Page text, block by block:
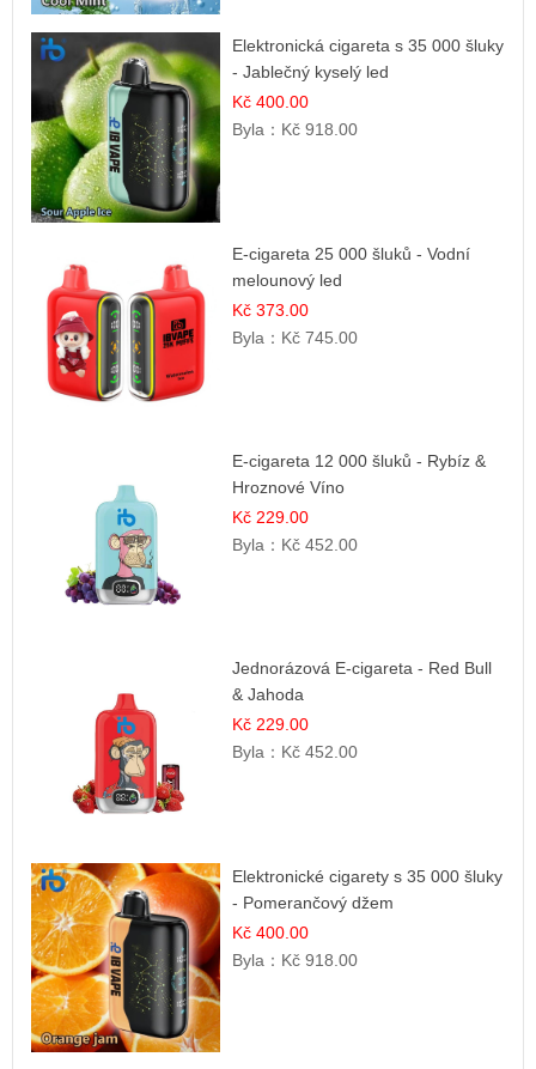
Elektronická cigareta s 35 000 šluky
- Jablečný kyselý led
Kč 400.00
Byla： Kč 918.00
E-cigareta 25 000 šluků - Vodní
melounový led
Kč 373.00
Byla： Kč 745.00
E-cigareta 12 000 šluků - Rybíz &
Hroznové Víno
Kč 229.00
Byla： Kč 452.00
Jednorázová E-cigareta - Red Bull
& Jahoda
Kč 229.00
Byla： Kč 452.00
Elektronické cigarety s 35 000 šluky
- Pomerančový džem
Kč 400.00
Byla： Kč 918.00